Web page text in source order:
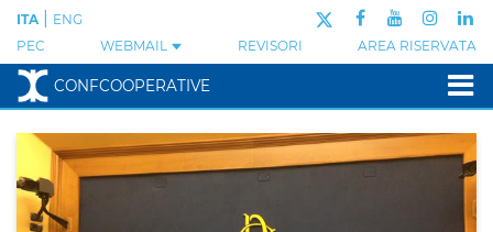
PEC WEBMAIL REVISORI AREA RISERVATA
ITA ENG
CONFCOOPERATIVE